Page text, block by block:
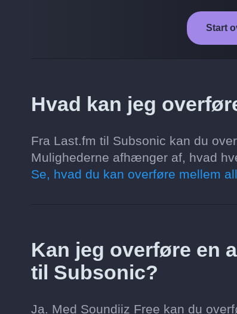
Start
Hvad kan jeg
Fra Last.fm til Subsonic kan du
Mulighederne afhænger af, hvad
Se, hvad du kan overføre mellem
Kan jeg overføre en
til Subsonic?
Ja. Med Soundiiz Free kan du